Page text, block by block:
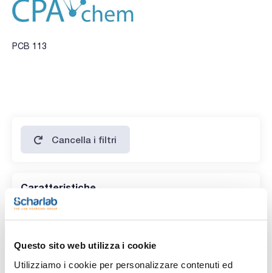
Questo sito web utilizza i cookie
Utilizziamo i cookie per personalizzare contenuti ed
PCB 113
Cancella i filtri
Caratteristiche
Prodotti senza filtro!